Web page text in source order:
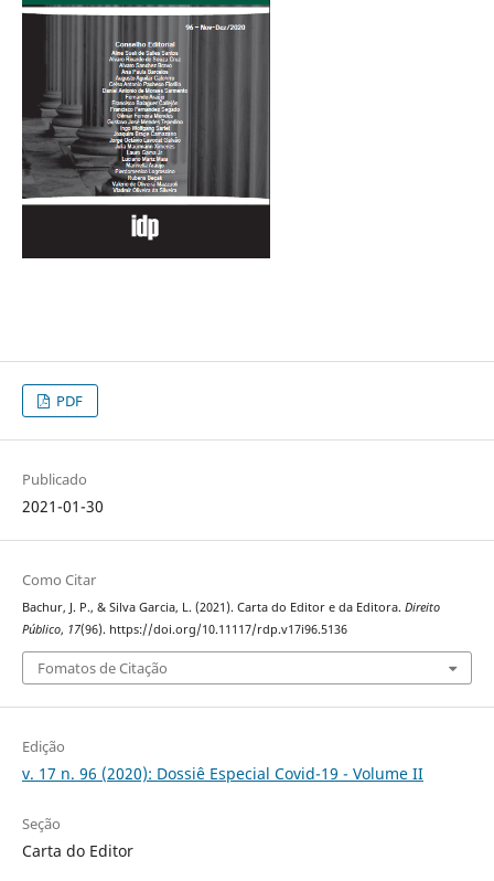
PDF
Publicado
2021-01-30
Como Citar
Bachur, J. P., & Silva Garcia, L. (2021). Carta do Editor e da Editora. Direito
Público, 17(96). https://doi.org/10.11117/rdp.v17i96.5136
Fomatos de Citação
Edição
v. 17 n. 96 (2020): Dossiê Especial Covid-19 - Volume II
Seção
Carta do Editor